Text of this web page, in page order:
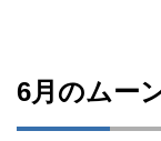
6月のムー